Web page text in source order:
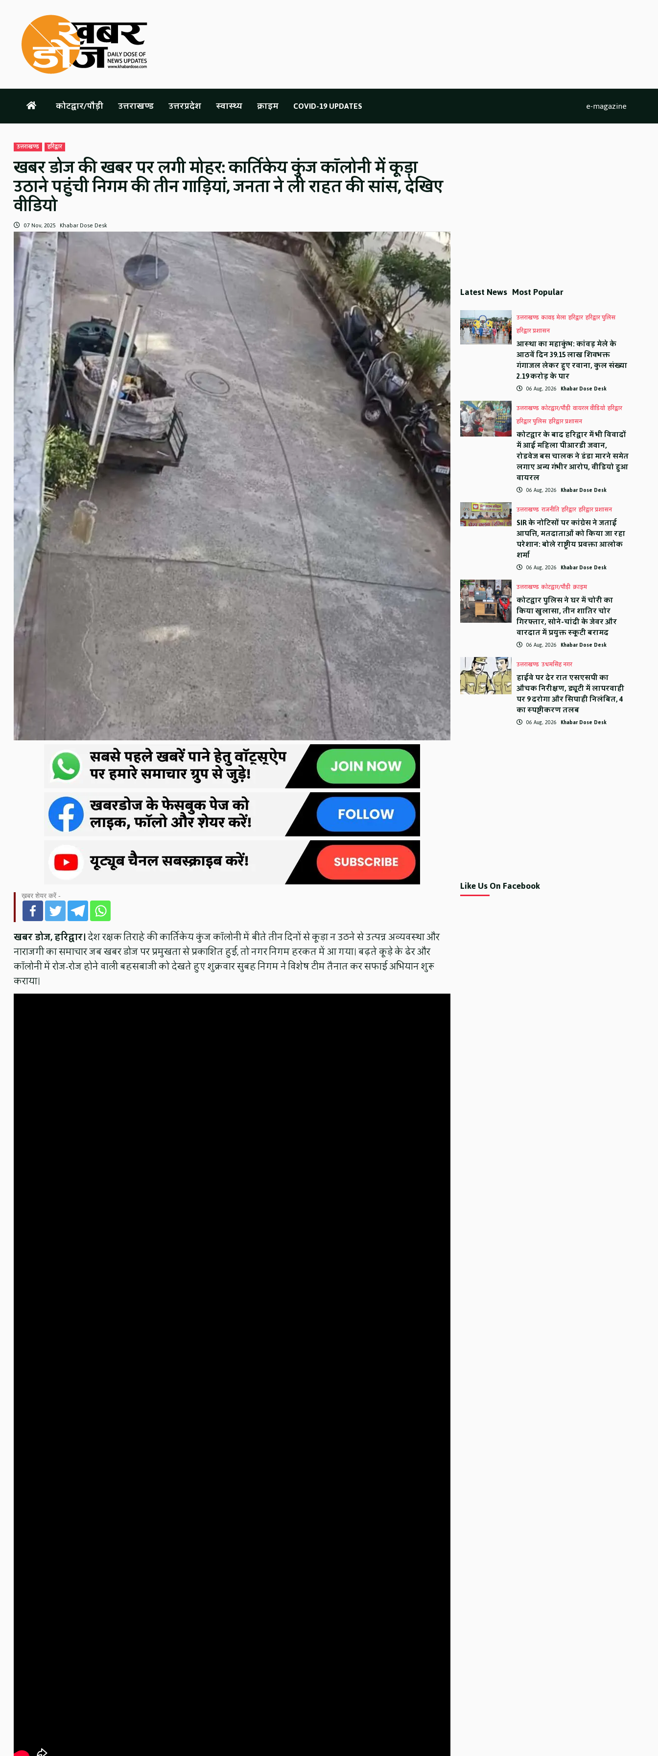
content
कोटद्वार/पौड़ी उत्तराखण्ड उत्तरप्रदेश स्वास्थ्य क्राइम COVID-19 UPDATES e-magazine
उत्तराखण्ड हरिद्वार
खबर डोज की खबर पर लगी मोहर: कार्तिकेय कुंज कॉलोनी में कूड़ा
उठाने पहुंची निगम की तीन गाड़ियां, जनता ने ली राहत की सांस, देखिए
वीडियो
07 Nov, 2025 Khabar Dose Desk
ख़बर शेयर करें -
खबर डोज, हरिद्वार।देश रक्षक तिराहे की कार्तिकेय कुंज कॉलोनी में बीते तीन दिनों से कूड़ा न उठने से उत्पन्न अव्यवस्था और
नाराजगी का समाचार जब खबर डोज पर प्रमुखता से प्रकाशित हुई, तो नगर निगम हरकत में आ गया। बढ़ते कूड़े के ढेर और
कॉलोनी में रोज-रोज होने वाली बहसबाजी को देखते हुए शुक्रवार सुबह निगम ने विशेष टीम तैनात कर सफाई अभियान शुरू
कराया।
Latest News Most Popular
उत्तराखण्ड कावड़ मेला हरिद्वार हरिद्वार पुलिस
हरिद्वार प्रशासन
आस्था का महाकुंभ: कांवड़ मेले के
आठवें दिन 39.15 लाख शिवभक्त
गंगाजल लेकर हुए रवाना, कुल संख्या
2.19 करोड़ के पार
06 Aug, 2026 Khabar Dose Desk
उत्तराखण्ड कोटद्वार/पौड़ी वायरल वीडियो हरिद्वार
हरिद्वार पुलिस हरिद्वार प्रशासन
कोटद्वार के बाद हरिद्वार में भी विवादों
में आई महिला पीआरडी जवान,
रोडवेज बस चालक ने डंडा मारने समेत
लगाए अन्य गंभीर आरोप, वीडियो हुआ
वायरल
06 Aug, 2026 Khabar Dose Desk
उत्तराखण्ड राजनीति हरिद्वार हरिद्वार प्रशासन
SIR के नोटिसों पर कांग्रेस ने जताई
आपत्ति, मतदाताओं को किया जा रहा
परेशान: बोले राष्ट्रीय प्रवक्ता आलोक
शर्मा
06 Aug, 2026 Khabar Dose Desk
उत्तराखण्ड कोटद्वार/पौड़ी क्राइम
कोटद्वार पुलिस ने घर में चोरी का
किया खुलासा, तीन शातिर चोर
गिरफ्तार, सोने-चांदी के जेवर और
वारदात में प्रयुक्त स्कूटी बरामद
06 Aug, 2026 Khabar Dose Desk
उत्तराखण्ड उधमसिंह नगर
हाईवे पर देर रात एसएसपी का
औचक निरीक्षण, ड्यूटी में लापरवाही
पर 9 दरोगा और सिपाही निलंबित, 4
का स्पष्टीकरण तलब
06 Aug, 2026 Khabar Dose Desk
Like Us On Facebook